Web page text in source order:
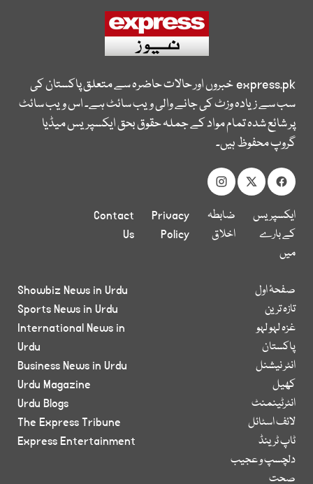
express.pkخبروں اور حالات حاضرہ سے متعلق پاکستان کی
سب سے زیادہ وزٹ کی جانے والی ویب سائٹ ہے۔ اس ویب سائٹ
پر شائع شدہ تمام مواد کے جملہ حقوق بحق ایکسپریس میڈیا
گروپ محفوظ ہیں۔
ایکسپریس
کے بارے
میں
ضابطہ
اخلاق
Privacy
Policy
Contact
Us
صفحۂ اول
تازہ ترین
غزہ لہو لہو
پاکستان
انٹر نیشنل
کھیل
انٹرٹینمنٹ
لائف اسٹائل
ٹاپ ٹرینڈ
دلچسپ و عجیب
صحت
Showbiz News in Urdu
Sports News in Urdu
International News in
Urdu
Business News in Urdu
Urdu Magazine
Urdu Blogs
The Express Tribune
Express Entertainment